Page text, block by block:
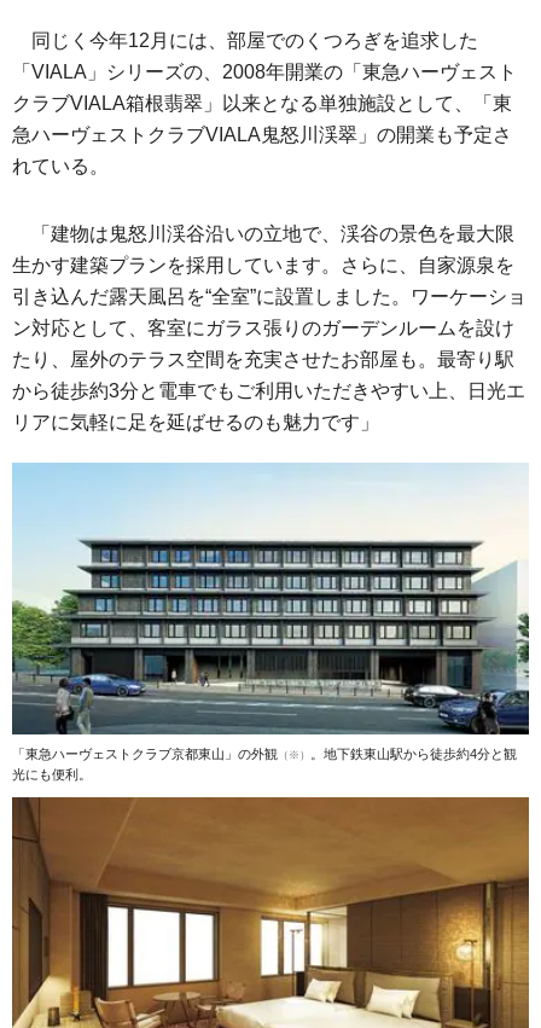
同じく今年12月には、部屋でのくつろぎを追求した
「VIALA」シリーズの、2008年開業の「東急ハーヴェスト
クラブVIALA箱根翡翠」以来となる単独施設として、「東
急ハーヴェストクラブVIALA鬼怒川渓翠」の開業も予定さ
れている。
「建物は鬼怒川渓谷沿いの立地で、渓谷の景色を最大限
生かす建築プランを採用しています。さらに、自家源泉を
引き込んだ露天風呂を“全室”に設置しました。ワーケーショ
ン対応として、客室にガラス張りのガーデンルームを設け
たり、屋外のテラス空間を充実させたお部屋も。最寄り駅
から徒歩約3分と電車でもご利用いただきやすい上、日光エ
リアに気軽に足を延ばせるのも魅力です」
「東急ハーヴェストクラブ京都東山」の外観 （※）
。地下鉄東山駅から徒歩約4分と観
光にも便利。